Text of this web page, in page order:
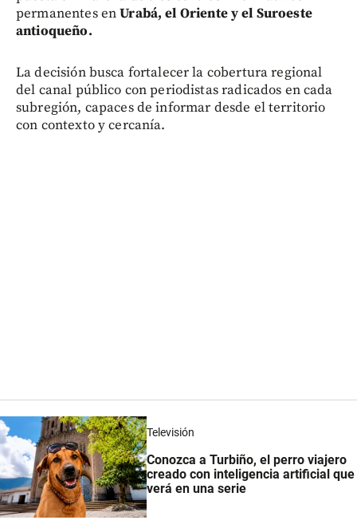
permanentes enUrabá, el Oriente y el Suroeste
antioqueño.
La decisión busca fortalecer la cobertura regional
del canal público con periodistas radicados en cada
subregión, capaces de informar desde el territorio
con contexto y cercanía.
Televisión
Conozca a Turbiño, el perro viajero
creado con inteligencia artificial que
verá en una serie